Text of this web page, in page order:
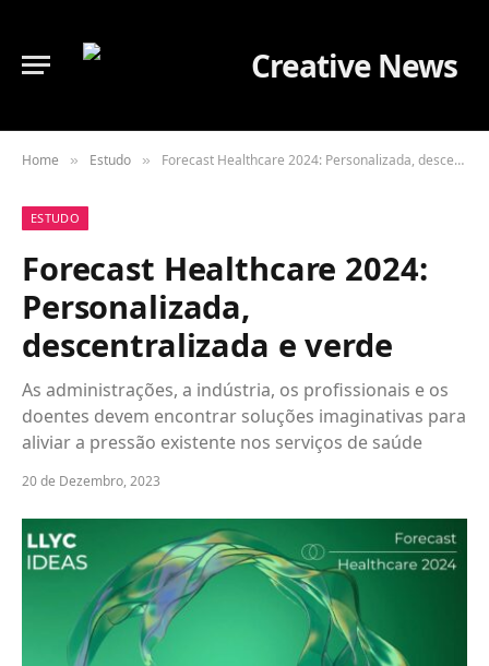
Home » Estudo » Forecast Healthcare 2024: Personalizada, descentralizada e verde
ESTUDO
Forecast Healthcare 2024:
Personalizada,
descentralizada e verde
As administrações, a indústria, os profissionais e os
doentes devem encontrar soluções imaginativas para
aliviar a pressão existente nos serviços de saúde
20 de Dezembro, 2023